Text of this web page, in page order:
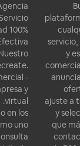
Agencia
.Servicio
100%
Efectiva.
Nuestro
Comercial -
Impresa y
virtual.
en los
como uno
de consulta